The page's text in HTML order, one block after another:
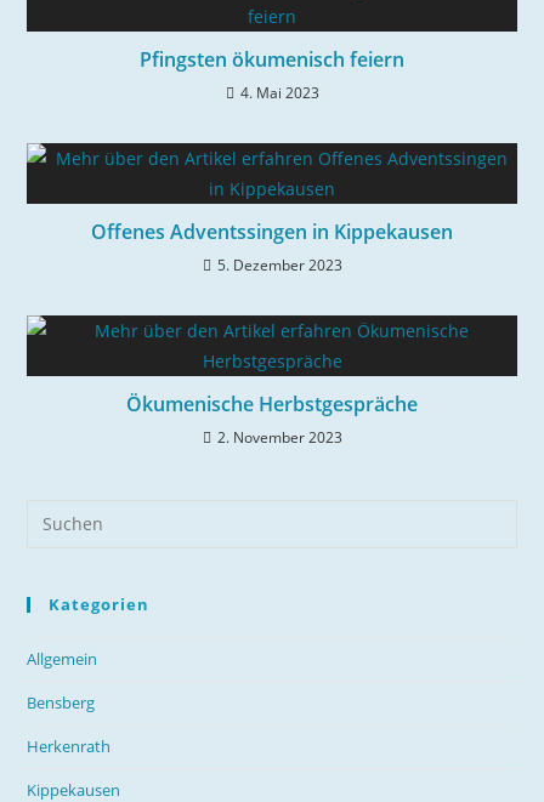
Pfingsten ökumenisch feiern
4. Mai 2023
Offenes Adventssingen in Kippekausen
5. Dezember 2023
Ökumenische Herbstgespräche
2. November 2023
Kategorien
Allgemein
Bensberg
Herkenrath
Kippekausen